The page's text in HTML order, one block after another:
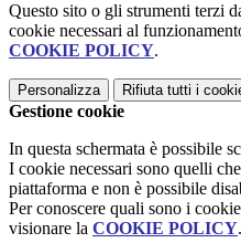
Questo sito o gli strumenti terzi
cookie necessari al
COOKIE POLICY.
Personalizza Rifiuta tutti i
Gestione cookie
In questa schermata è possibile
I cookie necessari sono quelli
piattaforma e non è possibile
Per conoscere quali sono i
visionare la COOKIE POLICY.